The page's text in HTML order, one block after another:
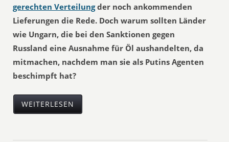
gerechten Verteilungder noch ankommenden
Lieferungen die Rede. Doch warum sollten Länder
wie Ungarn, die bei den Sanktionen gegen
Russland eine Ausnahme für Öl aushandelten, da
mitmachen, nachdem man sie als Putins Agenten
beschimpft hat?
WEITERLESEN